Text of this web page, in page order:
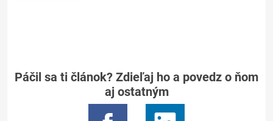
Páčil sa ti článok? Zdieľaj ho a povedz o ňom
aj ostatným